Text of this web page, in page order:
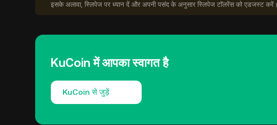
इसके अलावा, स्लिपेज पर ध्यान दें और अपनी पसंद के अनुसार स्लिपेज टॉलरेंस को एडजस्ट करें।
KuCoin में आपका स्वागत है
KuCoin से जुड़ें